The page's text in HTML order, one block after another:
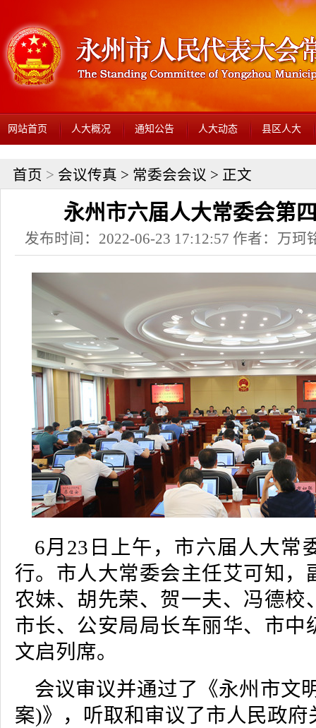
网站首页 人大概况 通知公告 人大动态 县区人大
首页 > 会议传真 > 常委会会议 > 正文
永州市六届人大常委会第
发布时间：2022-06-23 17:12:57 作者：万珂
6月23日上午，市六届人大常
行。市人大常委会主任艾可知，
农妹、胡先荣、贺一夫、冯德校
市长、公安局局长车丽华、市中
文启列席。
会议审议并通过了《永州市文
案)》，听取和审议了市人民政